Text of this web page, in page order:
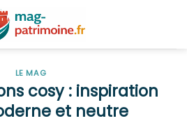
LE MAG
cosy : inspiration
et neutre